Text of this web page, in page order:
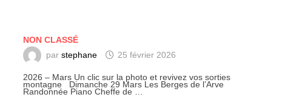
NON CLASSÉ
parstephane 25 février 2026
2026 – Mars Un clic sur la photo et revivez vos sorties
montagne Dimanche 29 Mars Les Berges de l’Arve
Randonnée Piano Cheffe de …